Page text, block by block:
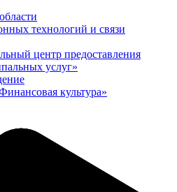
технологий и связи
центр предоставления
услуг»
культура»